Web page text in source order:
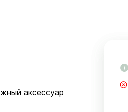
аксессуар